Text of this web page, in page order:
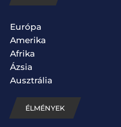
Európa
Amerika
Afrika
Ázsia
Ausztrália
ÉLMÉNYEK